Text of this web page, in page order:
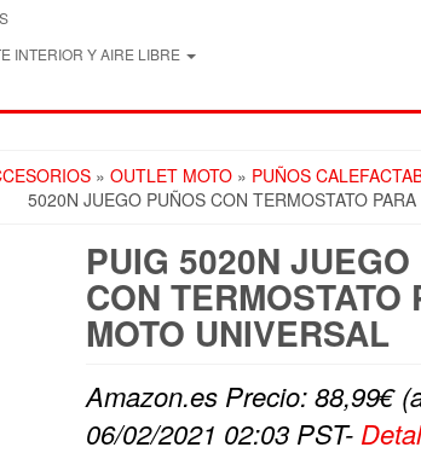
INTERIOR Y AIRE LIBRE
» OUTLET MOTO » PUÑOS
5020N JUEGO PUÑOS CON TERMOSTATO
PUIG 5020N JUEGO
CON TERMOSTATO
MOTO UNIVERSAL
Amazon.es Precio:88,99€
06/02/2021 02:03 PST-